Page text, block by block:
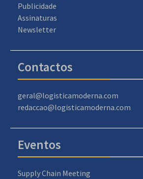
Publicidade
Assinaturas
Newsletter
Contactos
geral@logisticamoderna.com
redaccao@logisticamoderna.com
Eventos
Supply Chain Meeting